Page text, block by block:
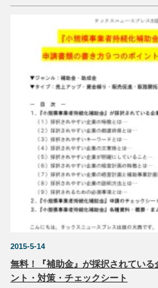
2015-5-14
無料！『補助金』が採択されてい
ント・対策・チェックシート